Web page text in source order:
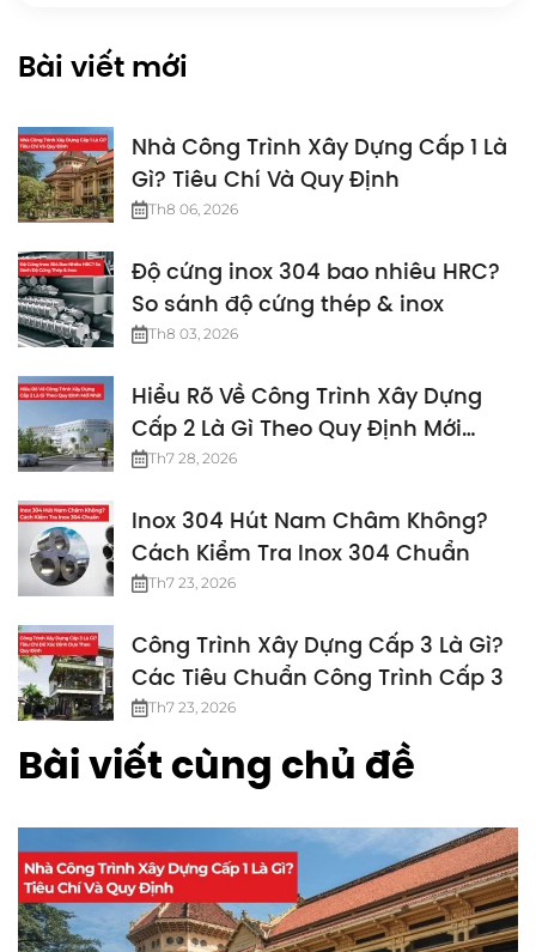
Bài viết mới
Nhà Công Trình Xây Dựng Cấp 1 Là
Gì? Tiêu Chí Và Quy Định
Th8 06, 2026
Độ cứng inox 304 bao nhiêu HRC?
So sánh độ cứng thép & inox
Th8 03, 2026
Hiểu Rõ Về Công Trình Xây Dựng
Cấp 2 Là Gì Theo Quy Định Mới
Nhất
Th7 28, 2026
Inox 304 Hút Nam Châm Không?
Cách Kiểm Tra Inox 304 Chuẩn
Th7 23, 2026
Công Trình Xây Dựng Cấp 3 Là Gì?
Các Tiêu Chuẩn Công Trình Cấp 3
Th7 23, 2026
Bài viết cùng chủ đề